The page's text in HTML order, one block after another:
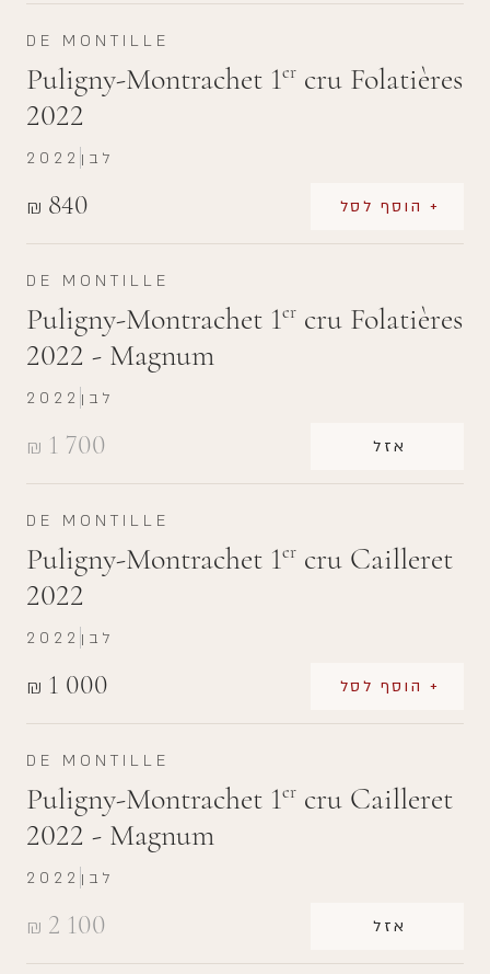
DE MONTILLE
Puligny-Montrachet 1er cru Folatières
2022
₪ 840 + הוסף לסל
2022 לבן
DE MONTILLE
Puligny-Montrachet 1er cru Folatières
2022 - Magnum
₪ 1 700 אזל
2022 לבן
DE MONTILLE
Puligny-Montrachet 1er cru Cailleret
2022
₪ 1 000 + הוסף לסל
2022 לבן
DE MONTILLE
Puligny-Montrachet 1er cru Cailleret
2022 - Magnum
₪ 2 100 אזל
2022 לבן